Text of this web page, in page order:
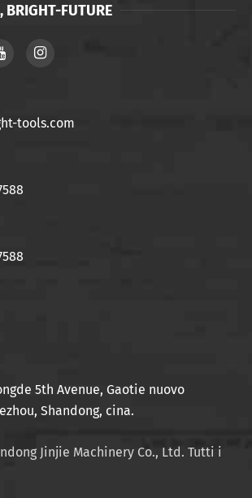
BRIGHT-FUTURE
tools.com
5th Avenue, Gaotie nuovo
Shandong, cina.
Jinjie Machinery Co., Ltd. Tutti i